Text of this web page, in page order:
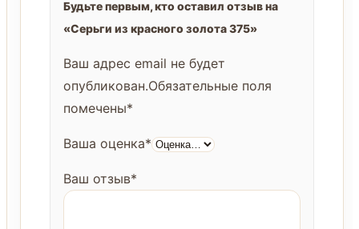
Будьте первым, кто оставил отзыв на
«Серьги из красного золота 375»
Ваш адрес email не будет
опубликован.Обязательные поля
помечены*
Ваша оценка*
Ваш отзыв*